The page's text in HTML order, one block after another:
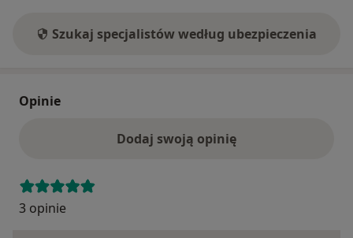
Szukaj specjalistów według ubezpieczenia
Opinie
Dodaj swoją opinię
3 opinie